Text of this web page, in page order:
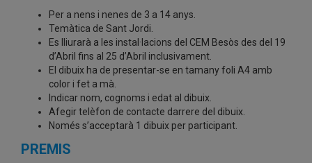
Per a nens i nenes de 3 a 14 anys.
Temàtica de Sant Jordi.
Es lliurarà a les instal·lacions del CEM Besòs des del 19
d’Abril fins al 25 d’Abril inclusivament.
El dibuix ha de presentar-se en tamany foli A4 amb
color i fet a mà.
Indicar nom, cognoms i edat al dibuix.
Afegir telèfon de contacte darrere del dibuix.
Només s’acceptarà 1 dibuix per participant.
PREMIS